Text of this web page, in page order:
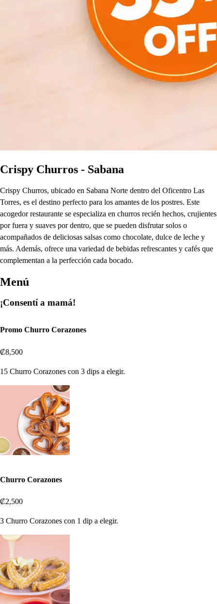
Crispy Churros - Sabana
Crispy Churros, ubicado en Sabana Norte dentro del Oficentro Las
Torres, es el destino perfecto para los amantes de los postres. Este
acogedor restaurante se especializa en churros recién hechos, crujientes
por fuera y suaves por dentro, que se pueden disfrutar solos o
acompañados de deliciosas salsas como chocolate, dulce de leche y
más. Además, ofrece una variedad de bebidas refrescantes y cafés que
complementan a la perfección cada bocado.
Menú
¡Consentí a mamá!
Promo Churro Corazones
₡8,500
15 Churro Corazones con 3 dips a elegir.
Churro Corazones
₡2,500
3 Churro Corazones con 1 dip a elegir.